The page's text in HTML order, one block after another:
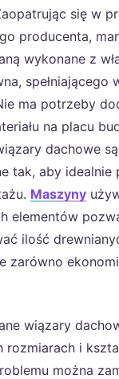
się w
producenta,
wykonane z
spełniającego
ma potrzeby
na placu
dachowe
tak, aby idealnie
Maszyny
elementów
ilość
zarówno
wiązary
rozmiarach i
można